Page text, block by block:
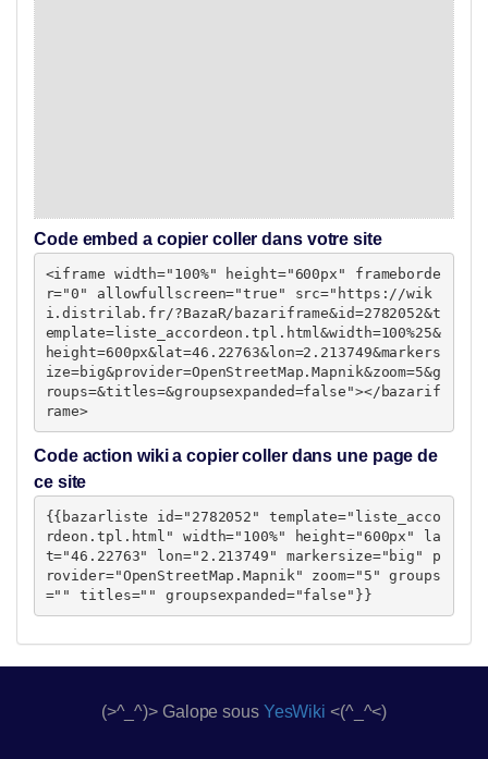
Code embed a copier coller dans votre site
<iframe width="100%" height="600px" frameborde
r="0" allowfullscreen="true" src="https://wik
i.distrilab.fr/?BazaR/bazariframe&id=2782052&t
emplate=liste_accordeon.tpl.html&width=100%25&
height=600px&lat=46.22763&lon=2.213749&markers
ize=big&provider=OpenStreetMap.Mapnik&zoom=5&g
roups=&titles=&groupsexpanded=false"></bazarif
rame>
Code action wiki a copier coller dans une page de
ce site
{{bazarliste id="2782052" template="liste_acco
rdeon.tpl.html" width="100%" height="600px" la
t="46.22763" lon="2.213749" markersize="big" p
rovider="OpenStreetMap.Mapnik" zoom="5" groups
="" titles="" groupsexpanded="false"}}
(>^_^)> Galope sous YesWiki <(^_^<)